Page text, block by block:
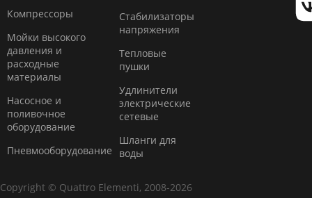
Компресcоры
Мойки высокого
давления и
расходные
материалы
Насосное и
поливочное
оборудование
Пневмооборудование
Стабилизаторы
напряжения
Тепловые
пушки
Удлинители
электрические
сетевые
Шланги для
воды
Copyright © Quattro Elementi, 2008-2026